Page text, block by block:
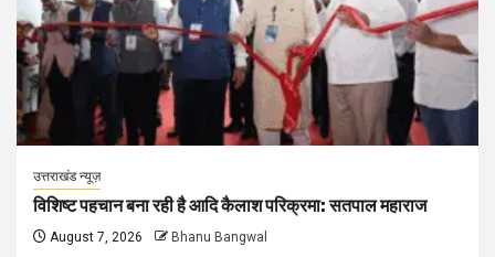
उत्तराखंड न्यूज़
विशिष्ट पहचान बना रही है आदि कैलाश परिक्रमा: सतपाल महाराज
August 7, 2026 Bhanu Bangwal